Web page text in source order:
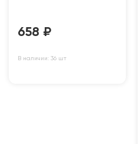
658 ₽
В наличии: 36 шт